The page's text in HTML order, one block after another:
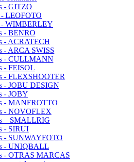
- GITZO
- LEOFOTO
- WIMBERLEY
- BENRO
- ACRATECH
- ARCA SWISS
- CULLMANN
- FEISOL
- FLEXSHOOTER
- JOBU DESIGN
- JOBY
- MANFROTTO
- NOVOFLEX
– SMALLRIG
- SIRUI
- SUNWAYFOTO
- UNIQBALL
- OTRAS MARCAS